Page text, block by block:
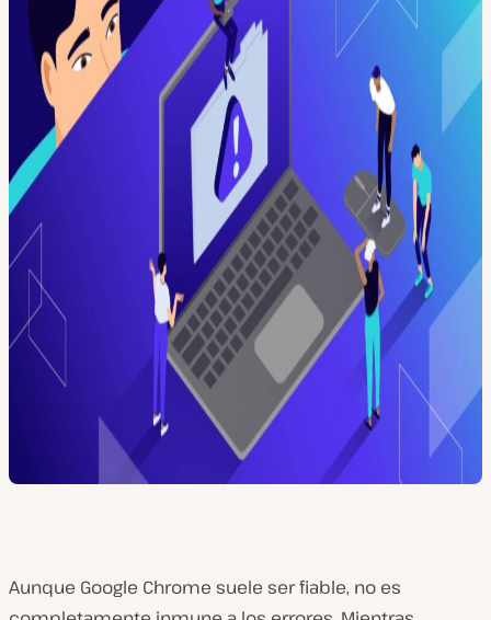
Aunque Google Chrome suele ser fiable, no es